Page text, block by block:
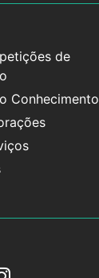
de
Conhecimento